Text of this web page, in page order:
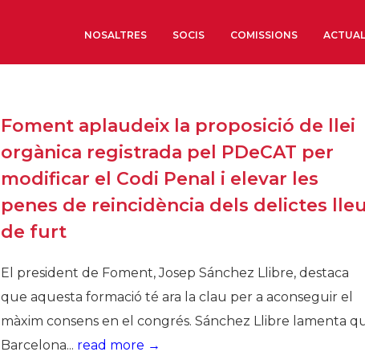
NOSALTRES
Òrgans de Govern
Òrgans Consultius
Estructura Executiva
Institut d’Estudis
Organitzacions
Organitzacions
SOCIS COMISSIONS
Foment aplaudeix la proposició de llei
orgànica registrada pel PDeCAT per
modificar el Codi Penal i elevar les
penes de reincidència dels delictes
de furt
El president de Foment, Josep Sánchez Llibre, destaca
que aquesta formació té ara la clau per a aconseguir el
màxim consens en el congrés. Sánchez Llibre lamenta
Barcelona... read more →